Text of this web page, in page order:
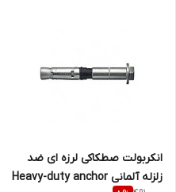
انکربولت صطکاکی لرزه ای ضد
زلزله آلمانی Heavy-duty anchor